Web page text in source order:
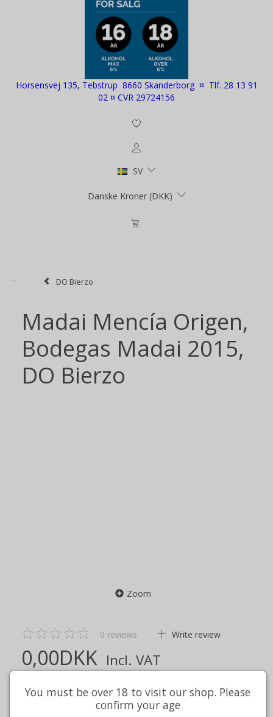
Horsensvej 135, Tebstrup 8660 Skanderborg ¤ Tlf. 28 13 91
02 ¤ CVR 29724156
SV
Danske Kroner (DKK)
DO Bierzo
Madai Mencía Origen,
Bodegas Madai 2015,
DO Bierzo
Zoom
0 reviews Write review
0,00DKK Incl. VAT
excl. frakt.
Indeholder
You must be over 18 to visit our shop. Please
confirm your age